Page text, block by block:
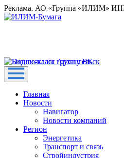
Реклама. АО «Группа «ИЛИМ»
Главная
Новости
Навигатор
Новости компаний
Регион
Энергетика
Транспорт и связь
Стройиндустрия